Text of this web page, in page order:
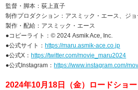
監督・脚本：荻上直子
制作プロダクション：アスミック・エース、ジ
製作・配給：アスミック・エース
●コピーライト：© 2024 Asmik Ace, Inc.
●公式サイト：https://maru.asmik-ace.co.jp
●公式X：https://twitter.com/movie_maru2024
●公式Instagram：https://www.instagram.com/
2024年10月18日（金）ロードショー